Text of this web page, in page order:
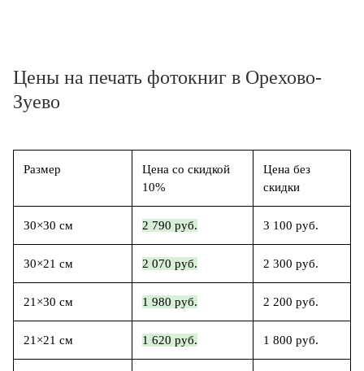
Цены на печать фотокниг в Орехово-
Зуево
Размер
Цена со скидкой
10%
Цена без
скидки
30×30 см 2 790 руб. 3 100 руб.
30×21 см 2 070 руб. 2 300 руб.
21×30 см 1 980 руб. 2 200 руб.
21×21 см 1 620 руб. 1 800 руб.